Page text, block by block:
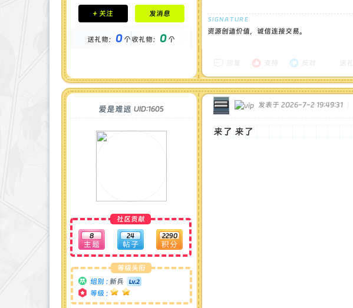
积分成就
钻石 : 0 颗
金币 : 0 枚
+ 关注 发消息
送礼物： 0个收礼物： 0个
资源创造价值，诚信连接交易。
爱是难逃 UID:1605
社区贡献
8 24 2290
等级头衔
组别 : 新兵
等级 :
发表于 2026-7-2 19:49:31
来了 来了